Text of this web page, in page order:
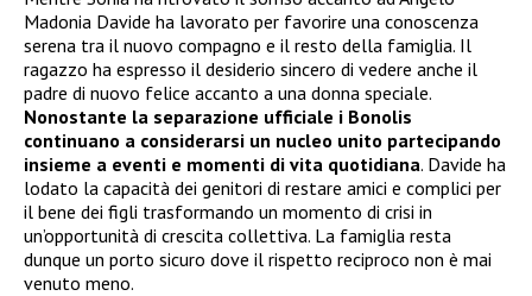
Madonia Davide ha lavorato per favorire una conoscenza
serena tra il nuovo compagno e il resto della famiglia. Il
ragazzo ha espresso il desiderio sincero di vedere anche il
padre di nuovo felice accanto a una donna speciale.
Nonostante la separazione ufficiale i Bonolis
continuano a considerarsi un nucleo unito partecipando
insieme a eventi e momenti di vita quotidiana. Davide ha
lodato la capacità dei genitori di restare amici e complici per
il bene dei figli trasformando un momento di crisi in
un’opportunità di crescita collettiva. La famiglia resta
dunque un porto sicuro dove il rispetto reciproco non è mai
venuto meno.